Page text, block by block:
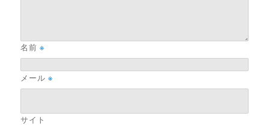
名前※
メール※
サイト